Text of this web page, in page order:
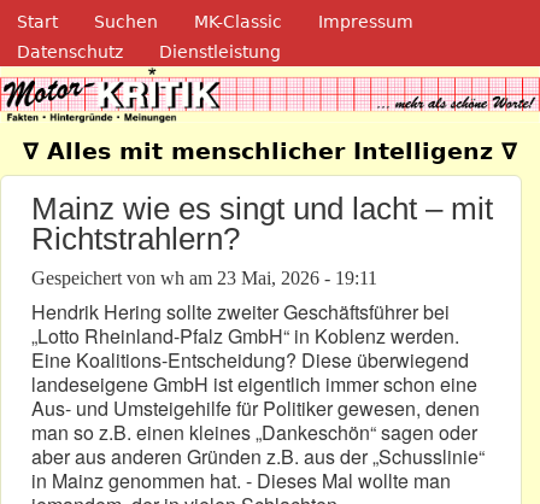
Direkt zum Inhalt
Navigation
Start Suchen MK-Classic
Impressum
Datenschutz
Dienstleistung
Motor-Kritik.de
∇ Alles mit menschlicher Intelligenz ∇
Mainz wie es singt und lacht – mit
Richtstrahlern?
Gespeichert von wh am 23 Mai, 2026 - 19:11
Hendrik Hering sollte zweiter Geschäftsführer bei
„Lotto Rheinland-Pfalz GmbH“ in Koblenz werden.
Eine Koalitions-Entscheidung? Diese überwiegend
landeseigene GmbH ist eigentlich immer schon eine
Aus- und Umsteigehilfe für Politiker gewesen, denen
man so z.B. einen kleines „Dankeschön“ sagen oder
aber aus anderen Gründen z.B. aus der „Schusslinie“
in Mainz genommen hat. - Dieses Mal wollte man